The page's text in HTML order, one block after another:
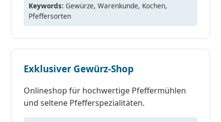
Keywords: Gewürze, Warenkunde, Kochen,
Pfeffersorten
Exklusiver Gewürz-Shop
Onlineshop für hochwertige Pfeffermühlen
und seltene Pfefferspezialitäten.